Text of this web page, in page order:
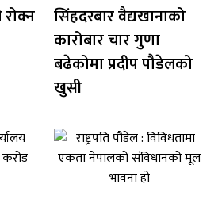
सिंहदरबार वैद्यखानाको
कारोबार चार गुणा
बढेकोमा प्रदीप पौडेलको
खुसी